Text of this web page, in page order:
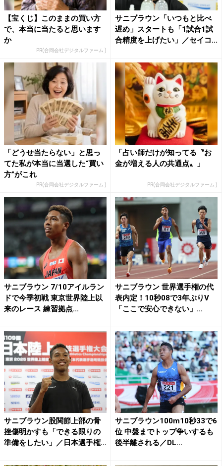
【宝くじ】このままの買い方
で、本当に当たると思います
か
PR(合同会社デジタルファーム )
サニブラウン「いつもと比べ
遅め」スタートも「1試合1試
合精度を上げたい」／セイコ...
「どうせ当たらない」と思っ
てた私が本当に当選した“買い
方”がこれ
PR(合同会社デジタルファーム )
「占い師だけが知ってる〝お
金が増える人の共通点〟」
PR(合同会社デジタルファーム )
サニブラウン 7/10アイルラン
ドで今季初戦 東京世界陸上以
来のレース 練習拠点...
サニブラウン 世界選手権の代
表内定！10秒08で3年ぶりV
「ここで安心できない」...
サニブラウン股関節上部の骨
挫傷明かすも「できる限りの
準備をしたい」／日本選手権
サニブラウン100m10秒33で6
位 中盤までトップ争いするも
後半離される／DL...